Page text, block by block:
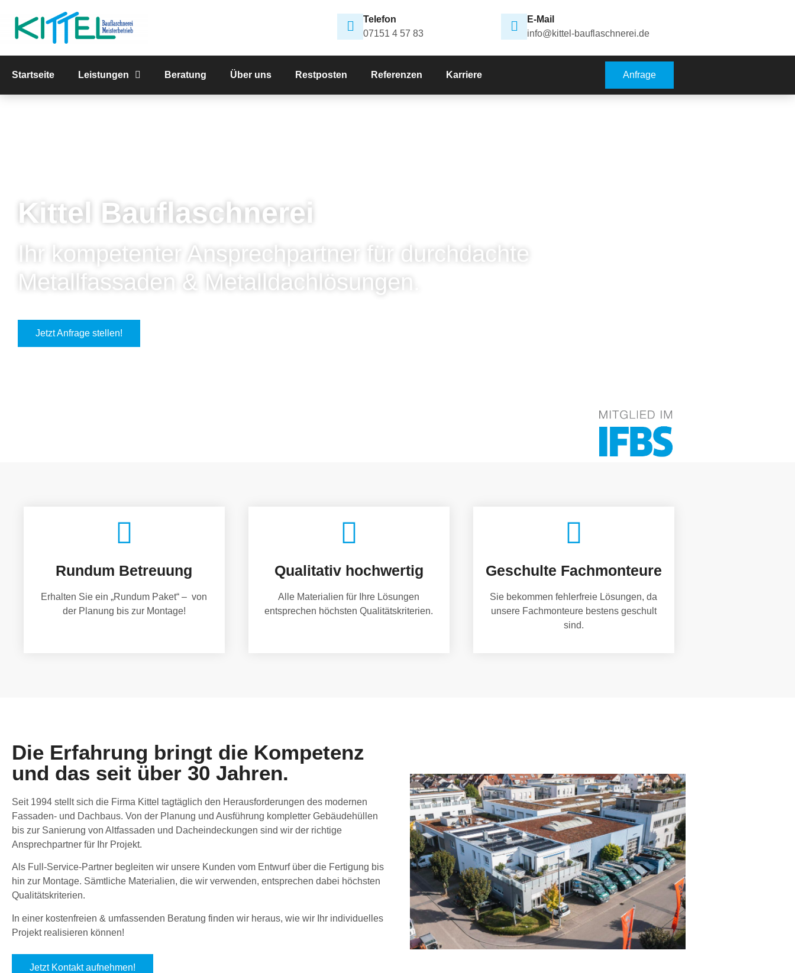
Telefon
07151 4 57 83
E-Mail
info@kittel-bauflaschnerei.de
Startseite Leistungen Beratung Über uns Restposten Referenzen Karriere Anfrage
Kittel Bauflaschnerei
Ihr kompetenter Ansprechpartner für durchdachte
Metallfassaden & Metalldachlösungen.
Jetzt Anfrage stellen!
Rundum Betreuung
Erhalten Sie ein „Rundum Paket“ – von
der Planung bis zur Montage!
Qualitativ hochwertig
Alle Materialien für Ihre Lösungen
entsprechen höchsten Qualitätskriterien.
Geschulte Fachmonteure
Sie bekommen fehlerfreie Lösungen, da
unsere Fachmonteure bestens geschult
sind.
Die Erfahrung bringt die Kompetenz
und das seit über 30 Jahren.
Seit 1994 stellt sich die Firma Kittel tagtäglich den Herausforderungen des modernen
Fassaden- und Dachbaus. Von der Planung und Ausführung kompletter Gebäudehüllen
bis zur Sanierung von Altfassaden und Dacheindeckungen sind wir der richtige
Ansprechpartner für Ihr Projekt.
Als Full-Service-Partner begleiten wir unsere Kunden vom Entwurf über die Fertigung bis
hin zur Montage. Sämtliche Materialien, die wir verwenden, entsprechen dabei höchsten
Qualitätskriterien.
In einer kostenfreien & umfassenden Beratung finden wir heraus, wie wir Ihr individuelles
Projekt realisieren können!
Jetzt Kontakt aufnehmen!